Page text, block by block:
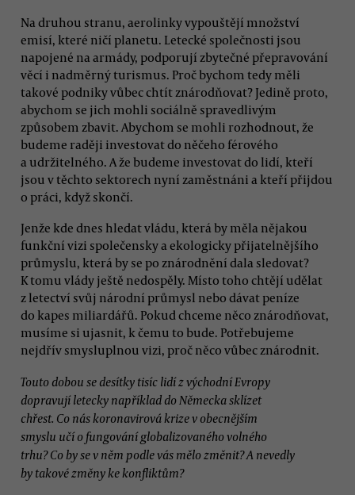
Na druhou stranu, aerolinky vypouštějí množství
emisí, které ničí planetu. Letecké společnosti jsou
napojené na armády, podporují zbytečné přepravování
věcí i nadměrný turismus. Proč bychom tedy měli
takové podniky vůbec chtít znárodňovat? Jedině proto,
abychom se jich mohli sociálně spravedlivým
způsobem zbavit. Abychom se mohli rozhodnout, že
budeme raději investovat do něčeho férového
a udržitelného. A že budeme investovat do lidí, kteří
jsou v těchto sektorech nyní zaměstnáni a kteří přijdou
o práci, když skončí.
Jenže kde dnes hledat vládu, která by měla nějakou
funkční vizi společensky a ekologicky přijatelnějšího
průmyslu, která by se po znárodnění dala sledovat?
K tomu vlády ještě nedospěly. Místo toho chtějí udělat
z letectví svůj národní průmysl nebo dávat peníze
do kapes miliardářů. Pokud chceme něco znárodňovat,
musíme si ujasnit, k čemu to bude. Potřebujeme
nejdřív smysluplnou vizi, proč něco vůbec znárodnit.
Touto dobou se desítky tisíc lidí z východní Evropy
dopravují letecky například do Německa sklízet
chřest. Co nás koronavirová krize v obecnějším
smyslu učí o fungování globalizovaného volného
trhu? Co by se v něm podle vás mělo změnit? A nevedly
by takové změny ke konfliktům?